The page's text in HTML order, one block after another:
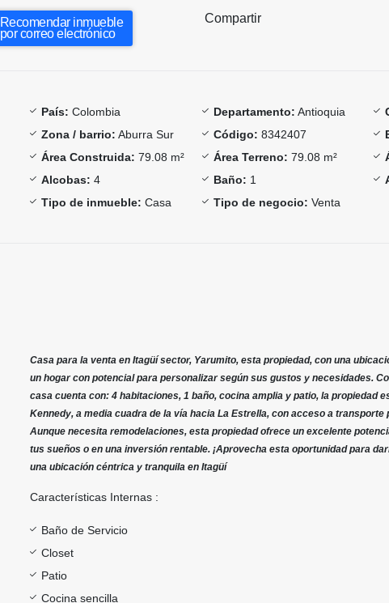
Recomendar inmueble
por correo electrónico
Compartir
País: Colombia Departamento: Antioquia
Zona / barrio: Aburra Sur Código: 8342407
Área Construida: 79.08 m² Área Terreno: 79.08 m²
Alcobas: 4 Baño: 1
Tipo de inmueble: Casa Tipo de negocio: Venta
Casa para la venta en Itagüí sector, Yarumito, esta propiedad, con una
un hogar con potencial para personalizar según sus gustos y necesidades.
casa cuenta con: 4 habitaciones, 1 baño, cocina amplia y patio, la propiedad
Kennedy, a media cuadra de la vía hacia La Estrella, con acceso a
Aunque necesita remodelaciones, esta propiedad ofrece un excelente
tus sueños o en una inversión rentable. ¡Aprovecha esta oportunidad para
una ubicación céntrica y tranquila en Itagüí
Características Internas :
Baño de Servicio
Closet
Patio
Cocina sencilla